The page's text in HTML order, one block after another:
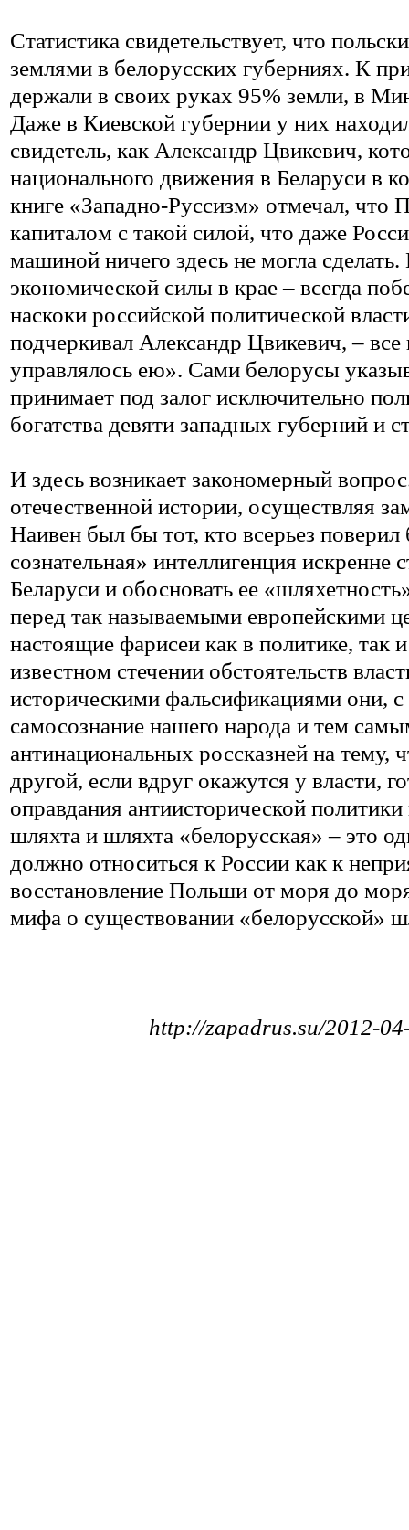
Статистика свидетельствует, что
землями в белорусских губерниях. К
держали в своих руках 95% земли, в
Даже в Киевской губернии у них
свидетель, как Александр Цвикевич,
национального движения в Беларуси в
книге «Западно-Руссизм» отмечал,
капиталом с такой силой, что даже
машиной ничего здесь не могла
экономической силы в крае – всегда
наскоки российской политической
подчеркивал Александр Цвикевич, –
управлялось ею». Сами белорусы
принимает под залог исключительно
богатства девяти западных губерний и
И здесь возникает закономерный
отечественной истории, осуществляя
Наивен был бы тот, кто всерьез
сознательная» интеллигенция искренне
Беларуси и обосновать ее
перед так называемыми европейскими
настоящие фарисеи как в политике,
известном стечении обстоятельств
историческими фальсификациями они,
самосознание нашего народа и тем
антинациональных россказней на тему,
другой, если вдруг окажутся у власти,
оправдания антиисторической
шляхта и шляхта «белорусская» – это
должно относиться к России как к
восстановление Польши от моря до
мифа о существовании «белорусской»
http://zapadrus.su/2012-